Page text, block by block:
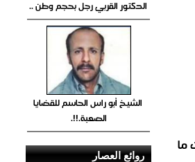
ما
الدكتور القربي رجل بحجم وطن ..
الشيخ أبو راس الحاسم للقضايا
الصعبة.!!.
روائع العصار